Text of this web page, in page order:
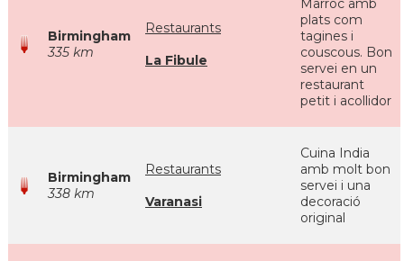
Birmingham
335 km
Restaurants
La Fibule
Marroc amb
plats com
tagines i
couscous. Bon
servei en un
restaurant
petit i acollidor
Birmingham
338 km
Restaurants
Varanasi
Cuina India
amb molt bon
servei i una
decoració
original